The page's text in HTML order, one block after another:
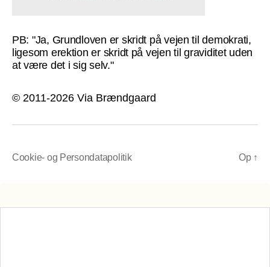
PB: "Ja, Grundloven er skridt på vejen til demokrati,
ligesom erektion er skridt på vejen til graviditet uden
at være det i sig selv."
© 2011-2026 Via Brændgaard
Cookie- og Persondatapolitik Op ↑